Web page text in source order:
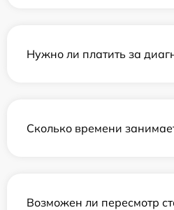
Нужно ли платить за
Сколько времени
Возможен ли пересмотр